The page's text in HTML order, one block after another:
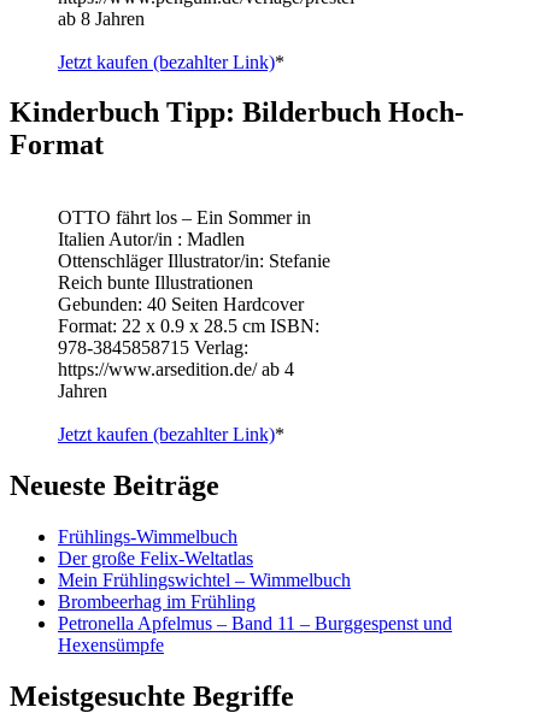
ab 8 Jahren
Jetzt kaufen (bezahlter Link)*
Kinderbuch Tipp: Bilderbuch Hoch-
Format
OTTO fährt los – Ein Sommer in
Italien Autor/in : Madlen
Ottenschläger Illustrator/in: Stefanie
Reich bunte Illustrationen
Gebunden: 40 Seiten Hardcover
Format: 22 x 0.9 x 28.5 cm ISBN: ‎
978-3845858715 Verlag:
https://www.arsedition.de/ ab 4
Jahren
Jetzt kaufen (bezahlter Link)*
Neueste Beiträge
Frühlings-Wimmelbuch
Der große Felix-Weltatlas
Mein Frühlingswichtel – Wimmelbuch
Brombeerhag im Frühling
Petronella Apfelmus – Band 11 – Burggespenst und
Hexensümpfe
Meistgesuchte Begriffe